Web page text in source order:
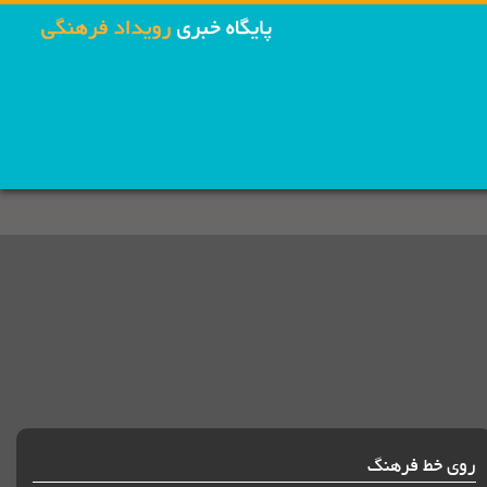
روی خط فرهنگ